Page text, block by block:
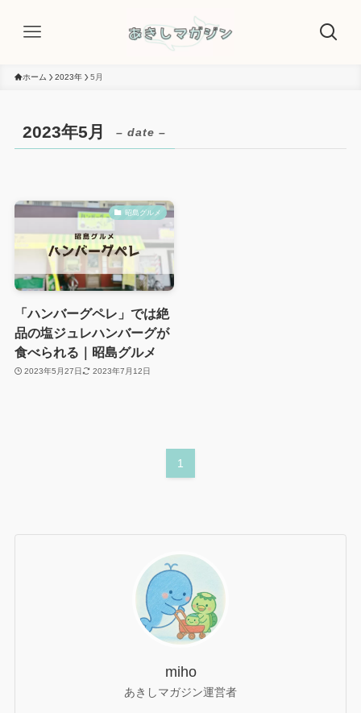
ホーム 2023年 5月
2023年5月 – date –
昭島グルメ
「ハンバーグペレ」では絶
品の塩ジュレハンバーグが
食べられる｜昭島グルメ
2023年5月27日 2023年7月12日
1
miho
あきしマガジン運営者